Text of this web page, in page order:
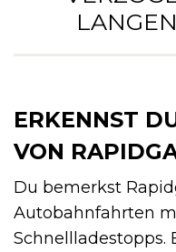
ERKENNST
VON
Du bemerkst
Autobahnfahrten
Schnellladestopps.